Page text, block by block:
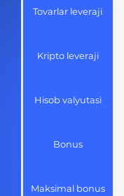
Tovarlar leveraji
Kripto leveraji
Hisob valyutasi
Bonus
Maksimal bonus